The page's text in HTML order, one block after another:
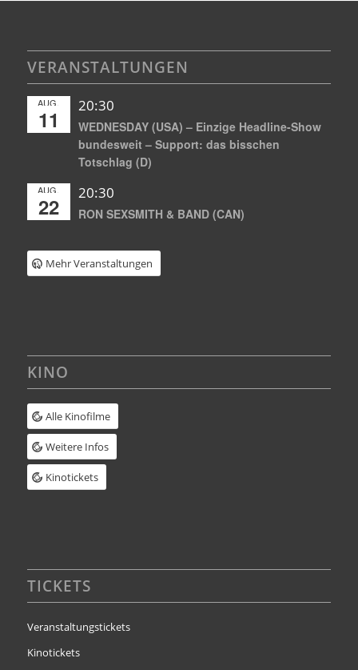
VERANSTALTUNGEN
AUG.
11
20:30
WEDNESDAY (USA) – Einzige Headline-Show
bundesweit – Support: das bisschen
Totschlag (D)
AUG.
22
20:30
RON SEXSMITH & BAND (CAN)
Mehr Veranstaltungen
KINO
Alle Kinofilme
Weitere Infos
Kinotickets
TICKETS
Veranstaltungstickets
Kinotickets